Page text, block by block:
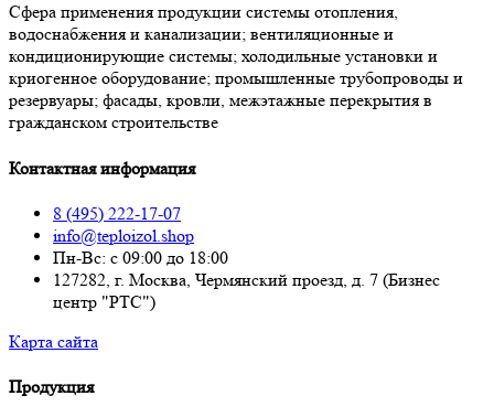
Сфера применения продукции системы отопления,
водоснабжения и канализации; вентиляционные и
кондиционирующие системы; холодильные установки и
криогенное оборудование; промышленные трубопроводы и
резервуары; фасады, кровли, межэтажные перекрытия в
гражданском строительстве
Контактная информация
8 (495) 222-17-07
info@teploizol.shop
Пн-Вс: с 09:00 до 18:00
127282, г. Москва, Чермянский проезд, д. 7 (Бизнес
центр "РТС")
Карта сайта
Продукция